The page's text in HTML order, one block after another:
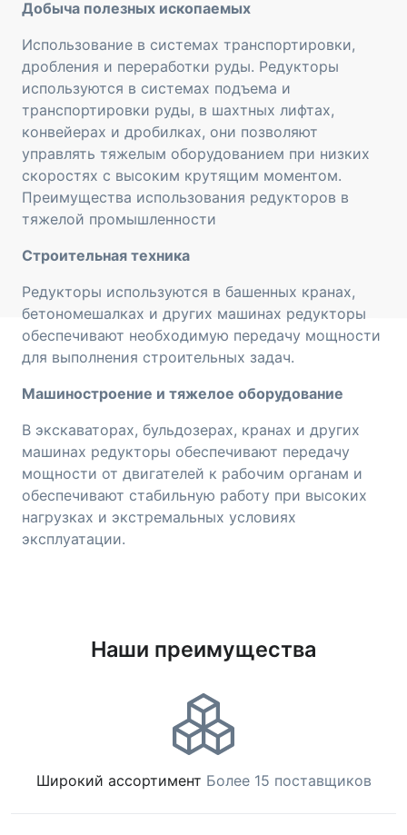
Добыча полезных ископаемых
Использование в системах транспортировки,
дробления и переработки руды. Редукторы
используются в системах подъема и
транспортировки руды, в шахтных лифтах,
конвейерах и дробилках, они позволяют
управлять тяжелым оборудованием при низких
скоростях с высоким крутящим моментом.
Преимущества использования редукторов в
тяжелой промышленности
Строительная техника
Редукторы используются в башенных кранах,
бетономешалках и других машинах редукторы
обеспечивают необходимую передачу мощности
для выполнения строительных задач.
Машиностроение и тяжелое оборудование
В экскаваторах, бульдозерах, кранах и других
машинах редукторы обеспечивают передачу
мощности от двигателей к рабочим органам и
обеспечивают стабильную работу при высоких
нагрузках и экстремальных условиях
эксплуатации.
Наши преимущества
Широкий ассортимент Более 15 поставщиков